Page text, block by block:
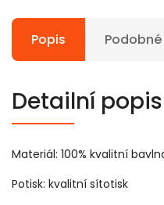
Popis
Detailní
Materiál: 100% kvalitní
Potisk: kvalitní sítotisk